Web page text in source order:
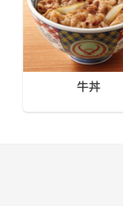
牛丼